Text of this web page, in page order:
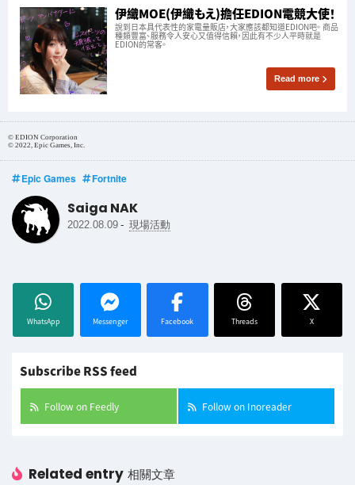
伊織MOE(伊織もえ)擔任EDION電競大使！
說到日本具代表性的家電量販店，大家應該都知道EDION吧。 商品
種類豐富、服務令人安心又值得信賴，因此有不少人平時就是
EDION的常客。
Read more
© EDION Corporation
© 2022, Epic Games, Inc.
Epic Games Fortnite
Saiga NAK
2022.08.09 - 現場活動
WhatsApp Messenger Facebook Threads X
Subscribe RSS feed
Follow on Feedly Follow on Inoreader
Related entry 相關文章